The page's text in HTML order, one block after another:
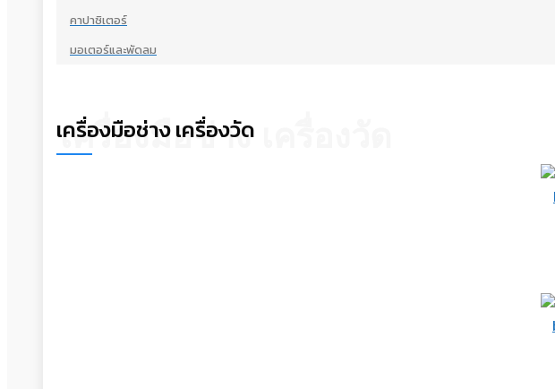
คาปาซิเตอร์
มอเตอร์และพัดลม
เครื่องมือช่าง เครื่องวัด
เครื่องมือช่าง เครื่องวัด